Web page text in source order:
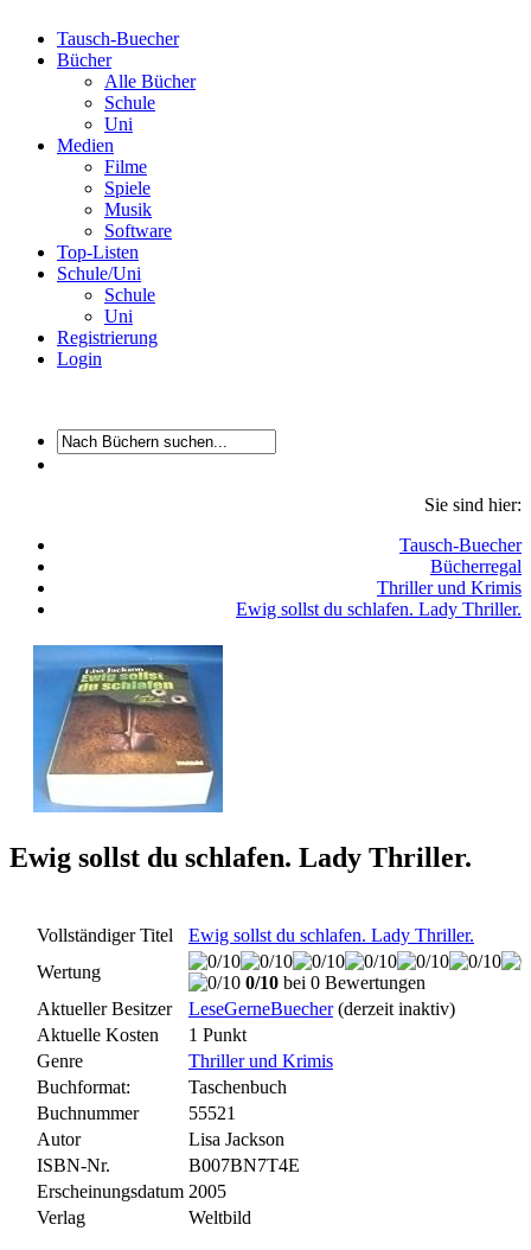
Tausch-Buecher
Bücher
Alle Bücher
Schule
Uni
Medien
Filme
Spiele
Musik
Software
Top-Listen
Schule/Uni
Schule
Uni
Registrierung
Login
Sie sind hier:
Tausch-Buecher
Bücherregal
Thriller und Krimis
Ewig sollst du schlafen. Lady Thriller.
Ewig sollst du schlafen. Lady Thriller.
Vollständiger Titel
Ewig sollst du schlafen. Lady Thriller.
Wertung
0/10 bei 0 Bewertungen
Aktueller Besitzer
LeseGerneBuecher(derzeit inaktiv)
Aktuelle Kosten
1 Punkt
Genre
Thriller und Krimis
Buchformat:
Taschenbuch
Buchnummer
55521
Autor
Lisa Jackson
ISBN-Nr.
B007BN7T4E
Erscheinungsdatum 2005
Verlag
Weltbild